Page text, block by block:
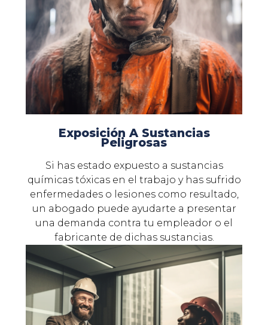
Exposición A Sustancias
Peligrosas
Si has estado expuesto a sustancias
químicas tóxicas en el trabajo y has sufrido
enfermedades o lesiones como resultado,
un abogado puede ayudarte a presentar
una demanda contra tu empleador o el
fabricante de dichas sustancias.